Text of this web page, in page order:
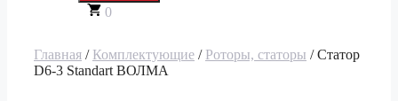
0
Главная / Комплектующие / Роторы, статоры / Статор
D6-3 Standart ВОЛМА